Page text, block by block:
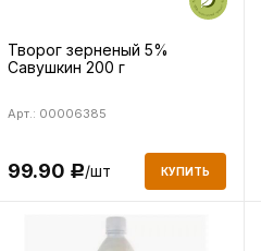
Творог зерненый 5%
Савушкин 200 г
Арт.: 00006385
99.90 Р/шт КУПИТЬ